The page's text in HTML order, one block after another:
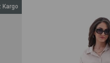
Kargo